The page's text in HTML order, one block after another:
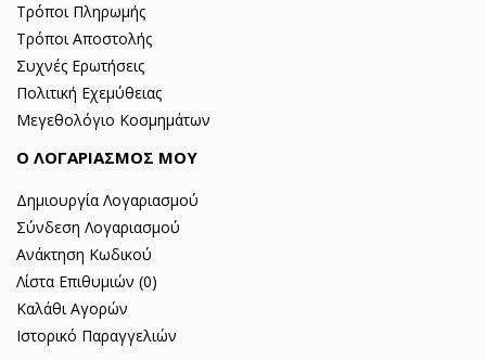
Τρόποι Πληρωμής
Τρόποι Αποστολής
Συχνές Ερωτήσεις
Πολιτική Εχεμύθειας
Μεγεθολόγιο Κοσμημάτων
Ο ΛΟΓΑΡΙΑΣΜΟΣ ΜΟΥ
Δημιουργία Λογαριασμού
Σύνδεση Λογαριασμού
Ανάκτηση Κωδικού
Λίστα Επιθυμιών (0)
Καλάθι Αγορών
Ιστορικό Παραγγελιών